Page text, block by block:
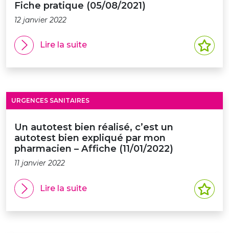
Fiche pratique (05/08/2021)
12 janvier 2022
Lire la suite
URGENCES SANITAIRES
Un autotest bien réalisé, c’est un
autotest bien expliqué par mon
pharmacien – Affiche (11/01/2022)
11 janvier 2022
Lire la suite